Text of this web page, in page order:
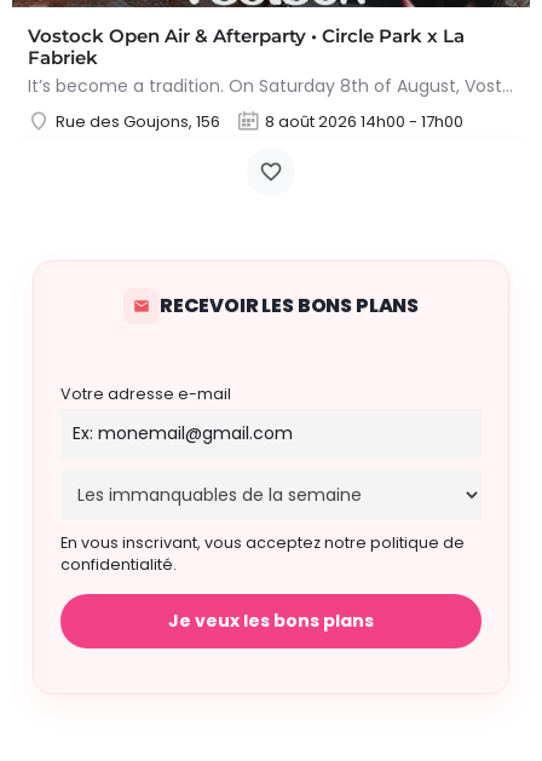
Vostock Open Air & Afterparty • Circle Park x La
Fabriek
It’s become a tradition. On Saturday 8th of August, Vostock lands back at Circle Park and La Fabriek for 16…
Rue des Goujons, 156 8 août 2026 14h00 - 17h00
RECEVOIR LES BONS PLANS
Votre adresse e-mail
En vous inscrivant, vous acceptez notre politique de
confidentialité.